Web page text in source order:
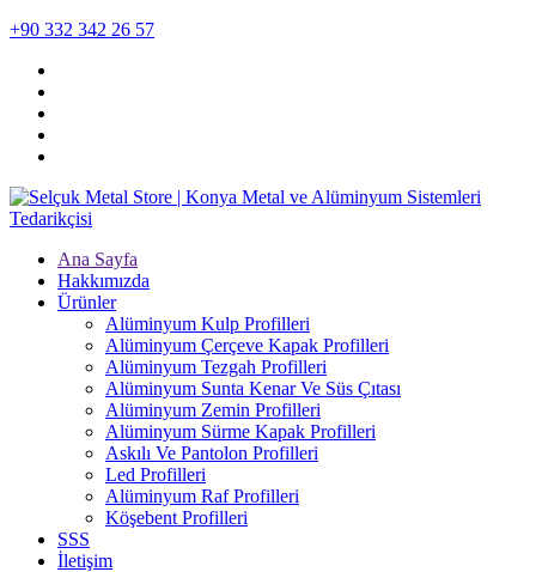
+90 332 342 26 57
Ana Sayfa
Hakkımızda
Ürünler
Alüminyum Kulp Profilleri
Alüminyum Çerçeve Kаpаk Profilleri
Alüminyum Tezgah Profilleri
Alüminyum Sunta Kenar Ve Süs Çıtası
Alüminyum Zemin Profilleri
Alüminyum Sürme Kapak Profilleri
Askılı Ve Pantolon Profilleri
Led Profilleri
Alüminyum Raf Profilleri
Köşebent Profilleri
SSS
İletişim